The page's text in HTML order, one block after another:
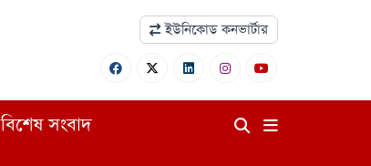
ইউনিকোড কনভার্টার
বিশেষ সংবাদ